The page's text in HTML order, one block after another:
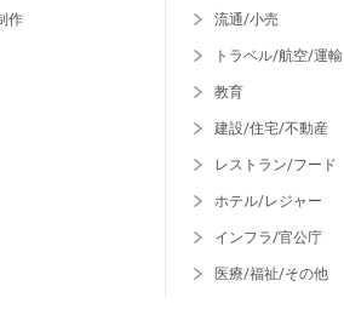
作 流通/小売
トラベル/航空/運輸
教育
建設/住宅/不動産
レストラン/フード
ホテル/レジャー
インフラ/官公庁
医療/福祉/その他